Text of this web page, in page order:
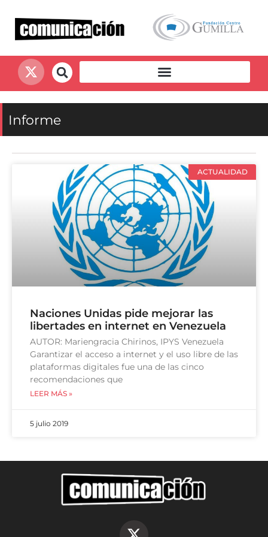
Informe
ACTUALIDAD
Naciones Unidas pide mejorar las
libertades en internet en Venezuela
AUTOR: Mariengracia Chirinos, IPYS Venezuela
Garantizar el acceso a internet y el uso libre de las
plataformas digitales fue una de las cinco
recomendaciones que
LEER MÁS »
5 julio 2019